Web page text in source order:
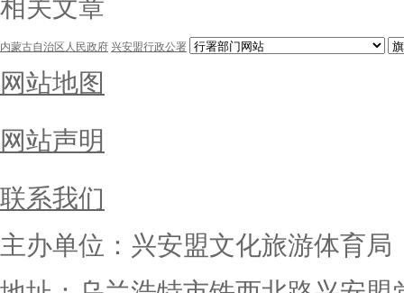
相关文章
内蒙古自治区人民政府 兴安盟行政公署
网站地图
网站声明
联系我们
主办单位：兴安盟文化旅游体育局